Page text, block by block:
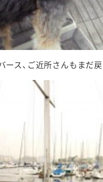
ース、ご近所さんもまだ